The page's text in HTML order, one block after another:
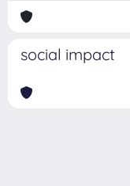
social impact